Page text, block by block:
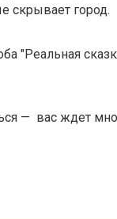
скрывает город.
"Реальная
— вас ждет